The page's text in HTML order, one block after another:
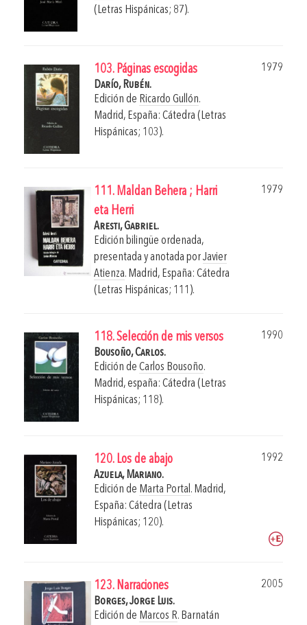
(Letras Hispánicas; 87).
103. Páginas escogidas
1979
Darío, Rubén.
Edición de Ricardo Gullón.
Madrid, España: Cátedra (Letras
Hispánicas; 103).
111. Maldan Behera ; Harri
eta Herri
1979
Aresti, Gabriel.
Edición bilingüe ordenada,
presentada y anotada porJavier
Atienza. Madrid, España: Cátedra
(Letras Hispánicas; 111).
118. Selección de mis versos
1990
Bousoño, Carlos.
Edición de Carlos Bousoño.
Madrid, españa: Cátedra (Letras
Hispánicas; 118).
120. Los de abajo
1992
Azuela, Mariano.
Edición de Marta Portal . Madrid,
España: Cátedra (Letras
Hispánicas; 120).
123. Narraciones
2005
Borges, Jorge Luis.
Edición de Marcos R. Barnatán